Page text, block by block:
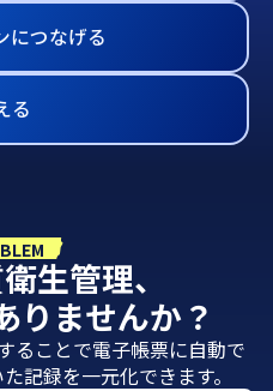
につなげる
る
生管理、
りませんか？
ることで電子帳票に自動で
記録を一元化できます。